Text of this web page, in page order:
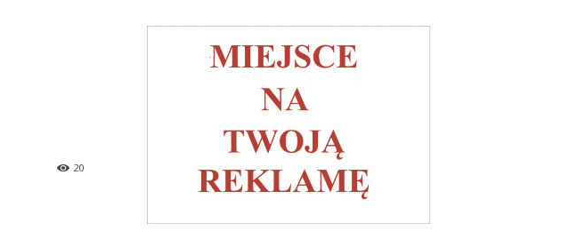
20